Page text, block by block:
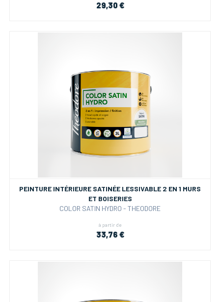
29,30 €
PEINTURE INTÉRIEURE SATINÉE LESSIVABLE 2 EN 1 MURS
ET BOISERIES
COLOR SATIN HYDRO - THEODORE
à partir de
33,76 €